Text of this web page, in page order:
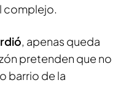
complejo.
, apenas queda
pretenden que no
barrio de la